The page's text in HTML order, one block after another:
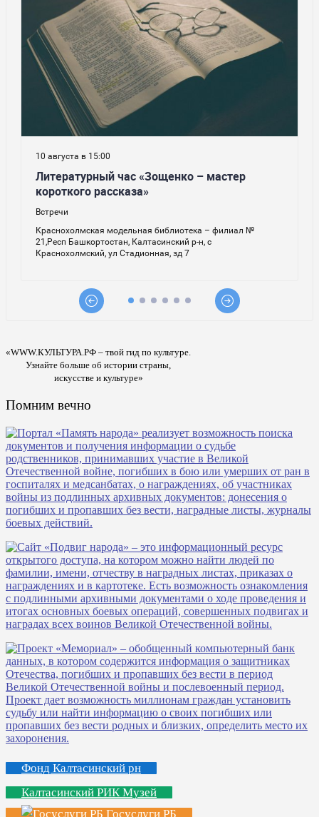
«WWW.КУЛЬТУРА.РФ – твой гид по культуре.
Узнайте больше об истории страны,
искусстве и культуре»
Помним вечно
Фонд Калтасинский рн
Калтасинский РИК Музей
Госуслуги РБ